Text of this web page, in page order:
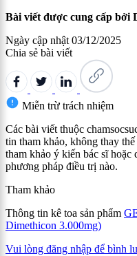
Bài viết được cung cấp bởi
Ngày cập nhật 03/12/2025
Chia sẻ bài viết
Miễn trừ trách nhiệm
Các bài viết thuộc
tin tham khảo, không thay
tham khảo ý kiến bác sĩ
phương pháp điều trị nào.
Tham khảo
Thông tin kê toa sản phẩm
Dimethicon 3.000mg)
Vui lòng đăng nhập để bình